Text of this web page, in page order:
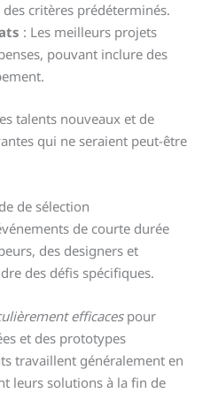
critères prédéterminés.
: Les meilleurs projets
pouvant inclure des
talents nouveaux et de
qui ne seraient peut-être
de sélection
de courte durée
des designers et
des défis spécifiques.
efficacespour
et des prototypes
travaillent généralement en
leurs solutions à la fin de